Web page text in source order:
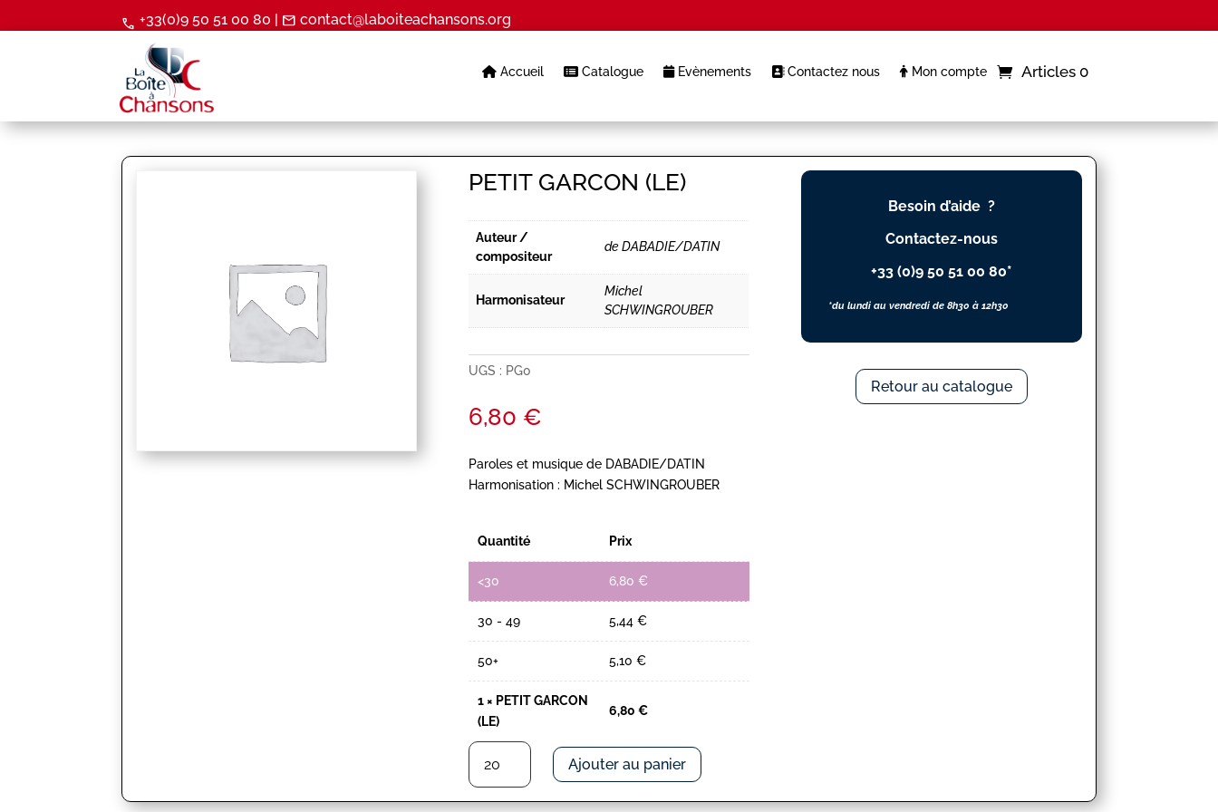
call +33(0)9 50 51 00 80 | mail contact@laboiteachansons.org
Accueil Catalogue Evènements Contactez nous Mon compte Articles 0
PETIT GARCON (LE)
Auteur /
compositeur
de DABADIE/DATIN
Harmonisateur
Michel
SCHWINGROUBER
UGS : PG0
6,80 €
Paroles et musique de DABADIE/DATIN
Harmonisation : Michel SCHWINGROUBER
Quantité Prix
<30 6,80 €
30 - 49 5,44 €
50+ 5,10 €
1 × PETIT GARCON
(LE)
6,80 €
quantité
PETIT
Ajouter au panier
Besoin d’aide ?
Contactez-nous
+33 (0)9 50 51 00 80*
*du lundi au vendredi de 8h30 à 12h30
Retour au catalogue